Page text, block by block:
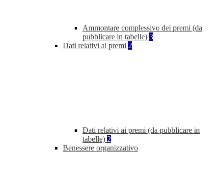
Ammontare complessivo dei premi (da
pubblicare in tabelle) 3
Dati relativi ai premi 2
Dati relativi ai premi (da pubblicare in
tabelle) 2
Benessere organizzativo